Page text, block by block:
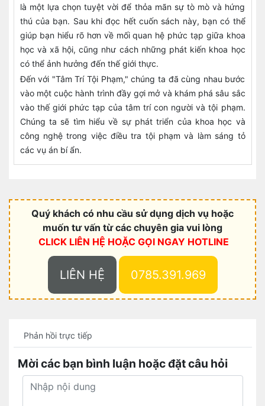
là một lựa chọn tuyệt vời để thỏa mãn sự tò mò và hứng
thú của bạn. Sau khi đọc hết cuốn sách này, bạn có thể
giúp bạn hiểu rõ hơn về mối quan hệ phức tạp giữa khoa
học và xã hội, cũng như cách những phát kiến khoa học
có thể ảnh hưởng đến thế giới thực.
Đến với "Tâm Trí Tội Phạm," chúng ta đã cùng nhau bước
vào một cuộc hành trình đầy gợi mở và khám phá sâu sắc
vào thế giới phức tạp của tâm trí con người và tội phạm.
Chúng ta sẽ tìm hiểu về sự phát triển của khoa học và
công nghệ trong việc điều tra tội phạm và làm sáng tỏ
các vụ án bí ẩn.
Quý khách có nhu cầu sử dụng dịch vụ hoặc
muốn tư vấn từ các chuyên gia vui lòng
CLICK LIÊN HỆ HOẶC GỌI NGAY HOTLINE
LIÊN HỆ 0785.391.969
Phản hồi trực tiếp
Mời các bạn bình luận hoặc đặt câu hỏi